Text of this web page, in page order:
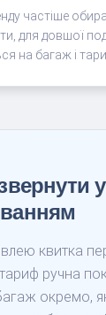
частіше
для довшої
на багаж і
квитка
ручна
окремо,